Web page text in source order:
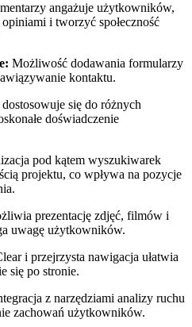
angażuje użytkowników,
i tworzyć społeczność
Możliwość dodawania formularzy
kontaktu.
dostosowuje się do różnych
doświadczenie
pod kątem wyszukiwarek
projektu, co wpływa na pozycje
prezentację zdjęć, filmów i
uwagę użytkowników.
i przejrzysta nawigacja ułatwia
się po stronie.
z narzędziami analizy ruchu
zachowań użytkowników.